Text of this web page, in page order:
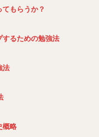
もらうか？
するための勉強法
法
概略